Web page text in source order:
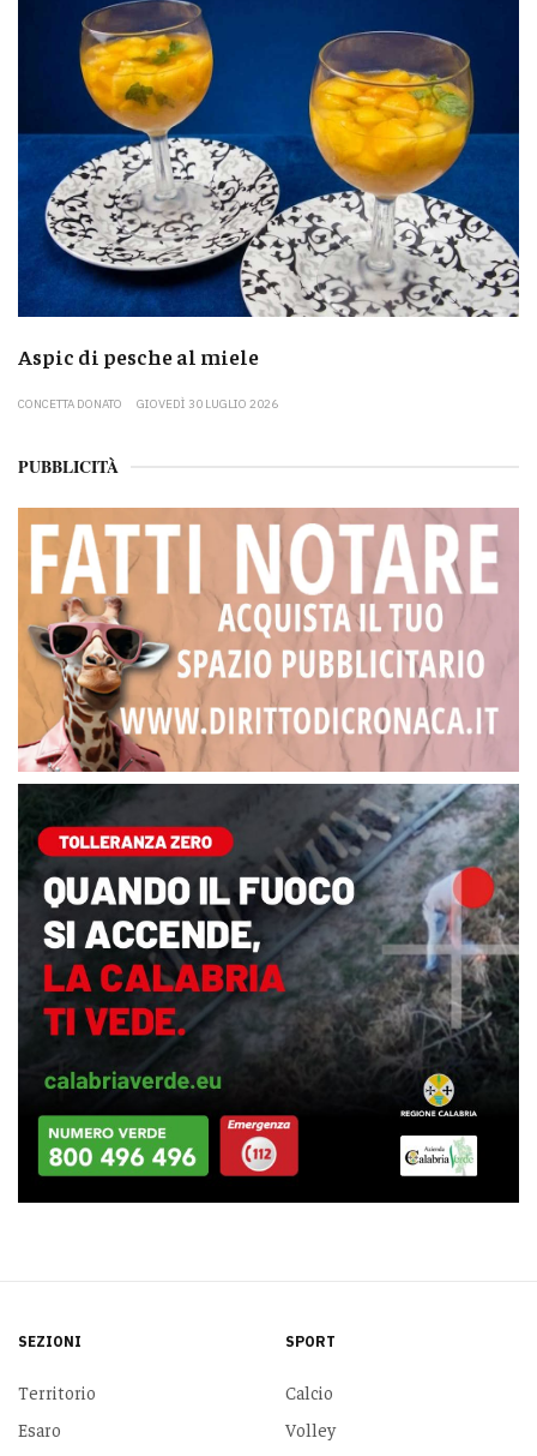
Aspic di pesche al miele
CONCETTA DONATO GIOVEDÌ 30 LUGLIO 2026
PUBBLICITÀ
SEZIONI
Territorio
Esaro
SPORT
Calcio
Volley